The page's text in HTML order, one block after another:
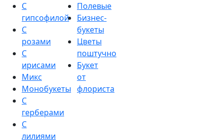
С
гипсофилой
С
розами
С
ирисами
Микс
Монобукеты
С
герберами
С
лилиями
Полевые
Бизнес-
букеты
Цветы
поштучно
Букет
от
флориста